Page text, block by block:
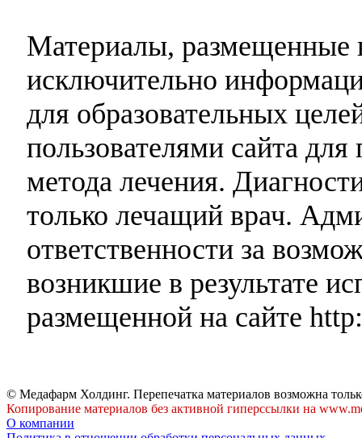
Материалы, размещенные
исключительно
для образовательных
пользователями сайта
метода лечения.
только лечащий врач.
ответственности за
возникшие в результате
размещенной на сайте
© Медафарм Холдинг. Перепечатка материалов возможна
Копирование материалов без активной гиперссылки на
О компании